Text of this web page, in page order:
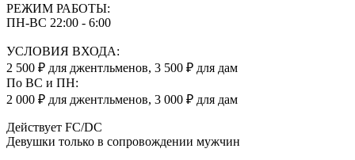
РЕЖИМ РАБОТЫ:
ПН-ВС 22:00 - 6:00
УСЛОВИЯ ВХОДА:
2 500 ₽ для джентльменов, 3 500 ₽ для дам
По ВС и ПН:
2 000 ₽ для джентльменов, 3 000 ₽ для дам
Действует FC/DC
Девушки только в сопровождении мужчин